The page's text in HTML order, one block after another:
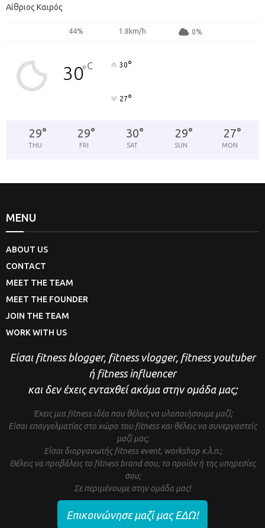
Αίθριος Καιρός
44% 1.8km/h 0%
30°C 30°
27°
29°
THU
29°
FRI
30°
SAT
29°
SUN
27°
MON
MENU
ABOUT US
CONTACT
MEET THE TEAM
MEET THE FOUNDER
JOIN THE TEAM
WORK WITH US
Είσαι fitness blogger, fitness vlogger, fitness youtuber
ή fitness influencer
και δεν έχεις ενταχθεί ακόμα στην ομάδα μας;
Έχεις μια fitness ιδέα που θέλεις να υλοποιήσουμε μαζί;
Είσαι επαγγελματίας στο χώρο του fitness και θέλεις να συνεργαστείς
μαζί μας;
Είσαι διοργανωτής fitness event, workshop κ.λ.π.;
Θέλεις να προβάλεις το fitness brand σου, το προϊόν ή της υπηρεσίες
σου;
Σε περιμένουμε στην ομάδα μας!
Επικοινώνησε μαζί μας ΕΔΩ!